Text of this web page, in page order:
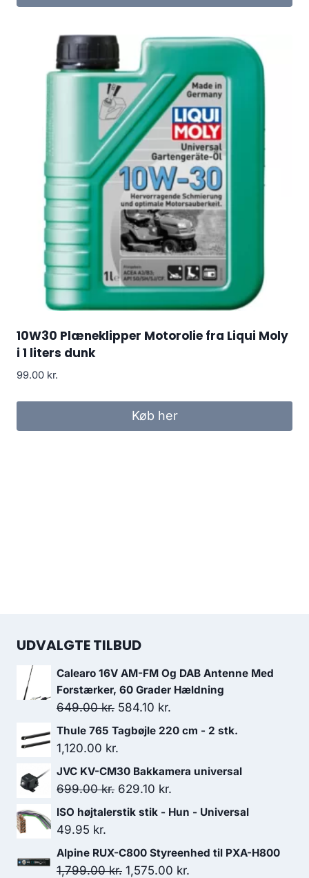
10W30 Plæneklipper Motorolie fra Liqui Moly
i 1 liters dunk
99.00 kr.
Køb her
UDVALGTE TILBUD
Calearo 16V AM-FM Og DAB Antenne Med
Forstærker, 60 Grader Hældning
649.00kr. Den
oprindelige
649.00 kr..
584.10 kr.
aktuelle
Thule 765 Tagbøjle 220 cm - 2 stk.
1,120.00 kr.
JVC KV-CM30 Bakkamera universal
699.00kr. Den
oprindelige
699.00 kr..
629.10 kr.
aktuelle
629.10 kr..
ISO højtalerstik stik - Hun - Universal
49.95 kr.
Alpine RUX-C800 Styreenhed til PXA-H800
1,799.00kr. Den
1,575.00 kr.